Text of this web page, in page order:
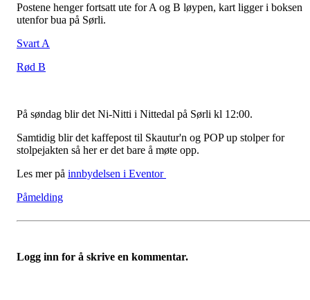
Postene henger fortsatt ute for A og B løypen, kart ligger i boksen
utenfor bua på Sørli.
Svart A
Rød B
På søndag blir det Ni-Nitti i Nittedal på Sørli kl 12:00.
Samtidig blir det kaffepost til Skautur'n og POP up stolper for
stolpejakten så her er det bare å møte opp.
Les mer på innbydelsen i Eventor
Påmelding
Logg inn for å skrive en kommentar.